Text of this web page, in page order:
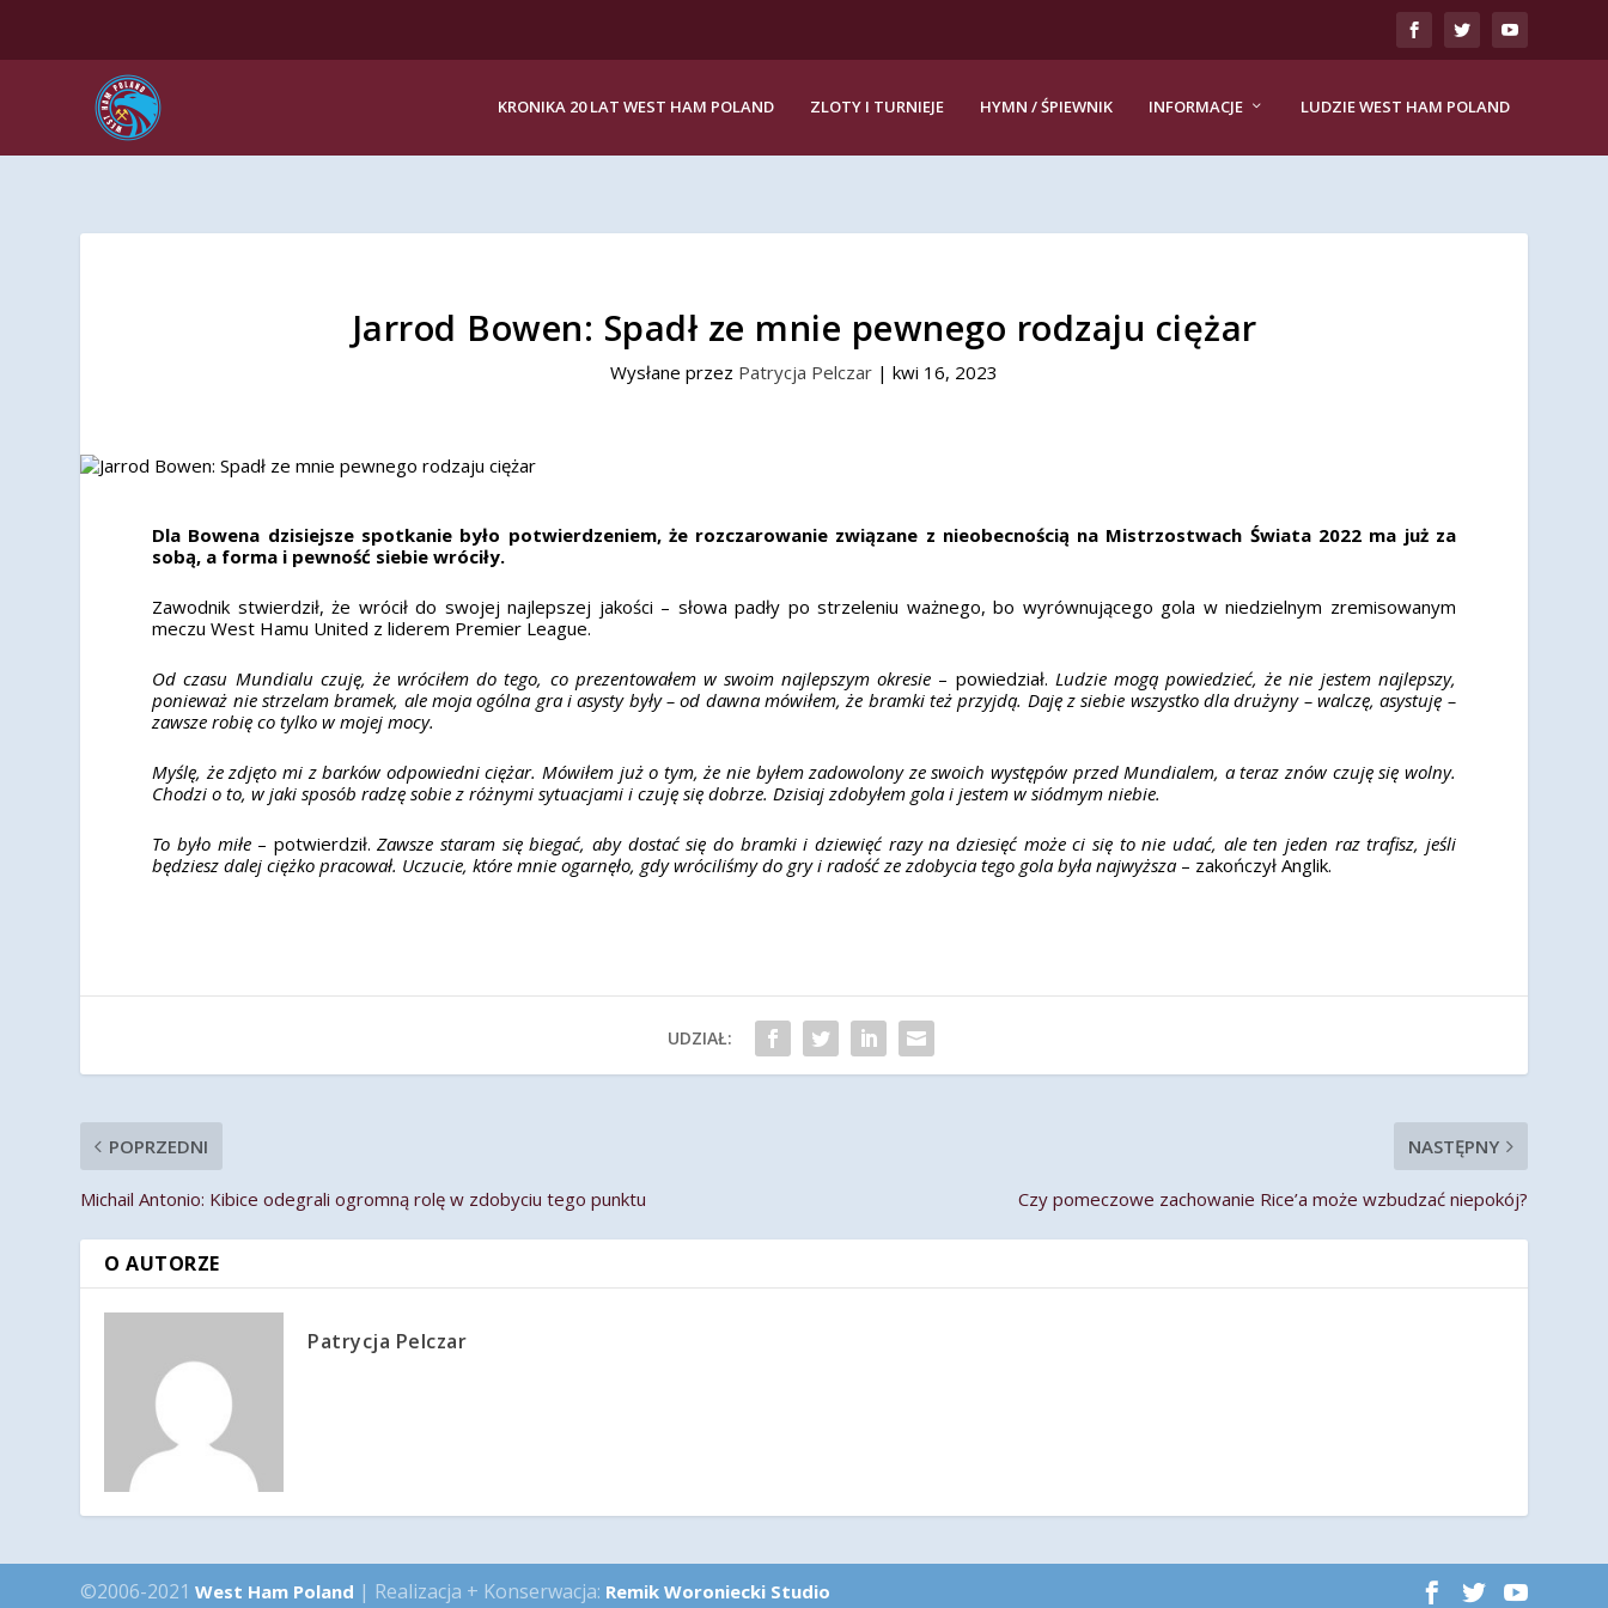
KRONIKA 20 LAT WEST HAM POLAND ZLOTY I TURNIEJE HYMN / ŚPIEWNIK INFORMACJE LUDZIE WEST HAM POLAND
Jarrod Bowen: Spadł ze mnie pewnego rodzaju ciężar
Wysłane przez Patrycja Pelczar | kwi 16, 2023
Dla Bowena dzisiejsze spotkanie było potwierdzeniem, że rozczarowanie związane z nieobecnością na Mistrzostwach Świata 2022 ma już za
sobą, a forma i pewność siebie wróciły.
Zawodnik stwierdził, że wrócił do swojej najlepszej jakości – słowa padły po strzeleniu ważnego, bo wyrównującego gola w niedzielnym zremisowanym
meczu West Hamu United z liderem Premier League.
Od czasu Mundialu czuję, że wróciłem do tego, co prezentowałem w swoim najlepszym okresie – powiedział. Ludzie mogą powiedzieć, że nie jestem najlepszy,
ponieważ nie strzelam bramek, ale moja ogólna gra i asysty były – od dawna mówiłem, że bramki też przyjdą. Daję z siebie wszystko dla drużyny – walczę, asystuję –
zawsze robię co tylko w mojej mocy.
Myślę, że zdjęto mi z barków odpowiedni ciężar. Mówiłem już o tym, że nie byłem zadowolony ze swoich występów przed Mundialem, a teraz znów czuję się wolny.
Chodzi o to, w jaki sposób radzę sobie z różnymi sytuacjami i czuję się dobrze. Dzisiaj zdobyłem gola i jestem w siódmym niebie.
To było miłe– potwierdził. Zawsze staram się biegać, aby dostać się do bramki i dziewięć razy na dziesięć może ci się to nie udać, ale ten jeden raz trafisz, jeśli
będziesz dalej ciężko pracował. Uczucie, które mnie ogarnęło, gdy wróciliśmy do gry i radość ze zdobycia tego gola była najwyższa – zakończył Anglik.
UDZIAŁ:
POPRZEDNI
Michail Antonio: Kibice odegrali ogromną rolę w zdobyciu tego punktu
NASTĘPNY
Czy pomeczowe zachowanie Rice’a może wzbudzać niepokój?
O AUTORZE
Patrycja Pelczar
©2006-2021West Ham Poland | Realizacja + Konserwacja: Remik Woroniecki Studio